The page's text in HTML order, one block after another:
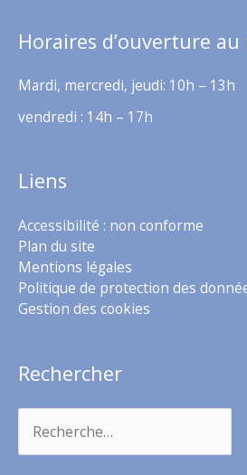
Horaires d’ouverture au
Mardi, mercredi, jeudi: 10h – 13h
vendredi : 14h – 17h
Liens
Accessibilité : non conforme
Plan du site
Mentions légales
Politique de protection des
Gestion des cookies
Rechercher